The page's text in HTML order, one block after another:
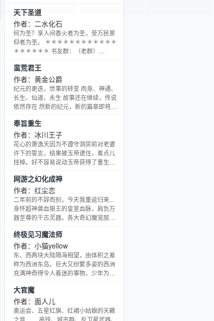
玄门天书。只要拥有了它，就能修炼灵
力，并拥有上天遁地的本领，成为受众
人顶礼膜拜的“炼灵者”。。。 风神门少
主无极，在父亲的帮助下开启灵穴，终
于磕磕碰碰地成为“通灵阶”武者，领悟了
《斩风灵剑曲》，再配上灵力炼化的水
晶阶“幻甲”
天下圣道
作者：二水化石
何为圣？享人间香火者为圣，受万民景
仰者为圣。 ＊＊＊＊＊＊＊＊＊＊＊＊
＊＊＊＊＊＊ 书友群：（老群）
62246603（圣道） ＊＊＊＊＊＊＊＊
＊＊＊＊＊＊＊＊＊＊ （有一年未断更
经历，老书《长生大帝》近253万字已经
完本，请各位新老书友多多支持。）
蛮荒君王
作者：黄金公爵
纪元的更迭，世事的转变 肉身、神通、
长生、仙道、永生 故事还在继续，传说
依然存在 然新的纪元，新的篇章即将打
法。 (本为天君，为求永生陨落转世，之
后得宝“荒”字，一路杀人夺宝吸收境界快
速升级，欲重踏天君之位，且在这其
间，种种阴谋，开始渐渐显现…)
奉旨重生
作者：冰川王子
花心的萧逸天因为不遵守洞房前对老婆
许下的誓言，结果被玉帝逮住，差点儿
挂掉。好不容易说动玉帝获得了重生的
生日！学会了玉帝看家神功的萧逸天，
将给世界、给家人、给自己带来怎样的
变化？&amp;amp;quot;
网游之幻化成神
作者：红尘恋
二年前的不辞而别，今天我重返归来...
身怀超神兽血狼王的皇室血脉，肩负万
器至尊的千古灵器，各大奇幻魔宠层出
时而忽明的记忆，让我那尘封的记忆慢
慢浮出水面，我的真实身份到底是谁？
这一切的一切就从灵舞这款游戏开始...
自己开的QQ群：24934611，有兴趣的
可以加进来。 本书：网游题材为主体，
终极见习魔法师
作者：小猫yellow
东、西两块大陆隔海相望，由体积之差
称为西洲东岛。巨大又纷繁多姿的西洲
充满神奇得令人着迷的事物，少年为陪
世界，开始了他奇幻消遥的人生。 PS：
喜欢漫画么？我喜欢。写一篇任性的东
西，也许没有深刻的内涵，也许没有优
美的文笔，也许没有引人入胜环环相扣
大官魔
作者：面人儿
奥运会、五星红旗、红裙小姑娘的天籁
之音…… 高铁、城市群、反卫星武器、